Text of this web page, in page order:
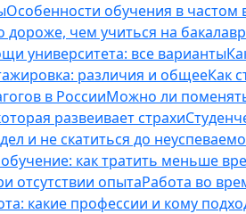
Особенности обучения в частом
дороже, чем учиться на
университета: все варианты
различия и общееКак
в РоссииМожно ли
развеивает страхи
и не скатиться до
как тратить меньше
отсутствии опытаРабота во
какие профессии и кому